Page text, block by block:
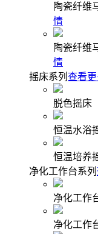
陶瓷纤维
情
陶瓷纤维
情
摇床系列 查看
脱色摇床
恒温水浴
恒温培养
净化工作台系列
净化工作
净化工作